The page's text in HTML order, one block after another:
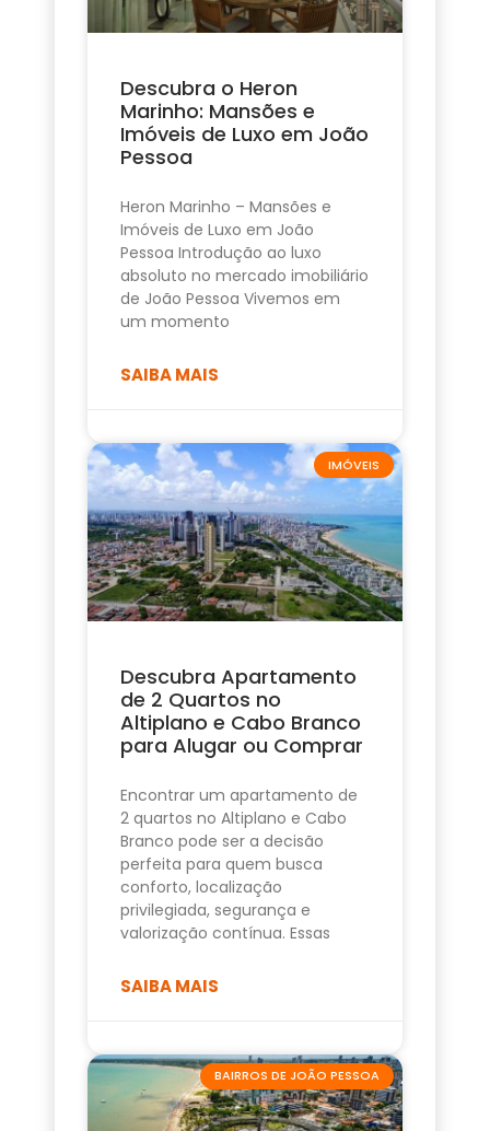
Descubra o Heron
Marinho: Mansões e
Imóveis de Luxo em João
Pessoa
Heron Marinho – Mansões e
Imóveis de Luxo em João
Pessoa Introdução ao luxo
absoluto no mercado imobiliário
de João Pessoa Vivemos em
um momento
SAIBA MAIS
IMÓVEIS
Descubra Apartamento
de 2 Quartos no
Altiplano e Cabo Branco
para Alugar ou Comprar
Encontrar um apartamento de
2 quartos no Altiplano e Cabo
Branco pode ser a decisão
perfeita para quem busca
conforto, localização
privilegiada, segurança e
valorização contínua. Essas
SAIBA MAIS
BAIRROS DE JOÃO PESSOA